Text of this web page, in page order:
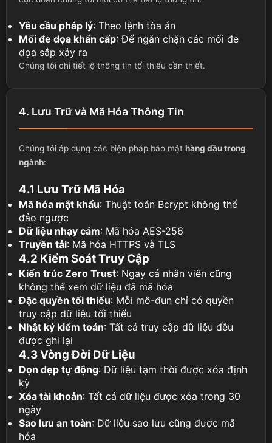
Yêu cầu pháp lý: Theo lệnh tòa án
Mối đe dọa khẩn cấp: Để ngăn chặn các mối đe
dọa sắp xảy ra
Chúng tôi chỉ tiết lộ thông tin tối thiểu cần thiết.
4. Lưu Trữ và Mã Hóa Thông Tin
Chúng tôi áp dụng các biện pháp bảo mật hàng đầu trong
ngành:
4.1 Lưu Trữ Mã Hóa
Mã hóa mật khẩu: Thuật toán Bcrypt không thể
đảo ngược
Dữ liệu nhạy cảm: Mã hóa AES-256
Truyền tải: Mã hóa HTTPS và TLS
4.2 Kiểm Soát Truy Cập
Kiến trúc Zero Trust: Ngay cả nhân viên cũng
không thể xem dữ liệu đã mã hóa
Đặc quyền tối thiểu: Mỗi mô-đun chỉ có quyền
truy cập dữ liệu tối thiểu
Nhật ký kiểm toán: Tất cả truy cập dữ liệu đều
được ghi lại
4.3 Vòng Đời Dữ Liệu
Dọn dẹp tự động: Dữ liệu tạm thời được xóa định
kỳ
Xóa tài khoản: Tất cả dữ liệu được xóa trong 30
ngày
Sao lưu an toàn: Dữ liệu sao lưu cũng được mã
hóa